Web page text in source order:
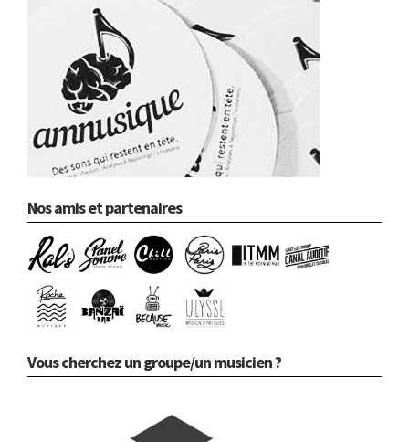
Nos amis et partenaires
Vous cherchez un groupe/un musicien ?